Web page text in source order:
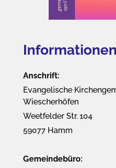
Informationen
Anschrift:
Evangelische
Wiescherhöfen
Weetfelder Str. 104
59077 Hamm
Gemeindebüro: